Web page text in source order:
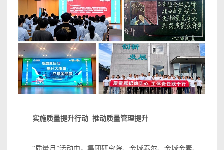
实施质量提升行动 推动质量管理提升
“质量月”活动中，集团研究院、金城泰尔、金城金素、